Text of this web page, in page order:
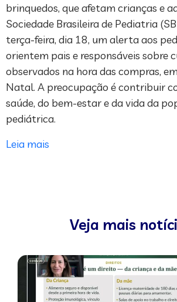
brinquedos, que afetam crianças e
Sociedade Brasileira de Pediatria
terça-feira, dia 18, um alerta aos
orientem pais e responsáveis sobre
observados na hora das compras,
Natal. A preocupação é contribuir
saúde, do bem-estar e da vida da
pediátrica.
Leia mais
Veja mais